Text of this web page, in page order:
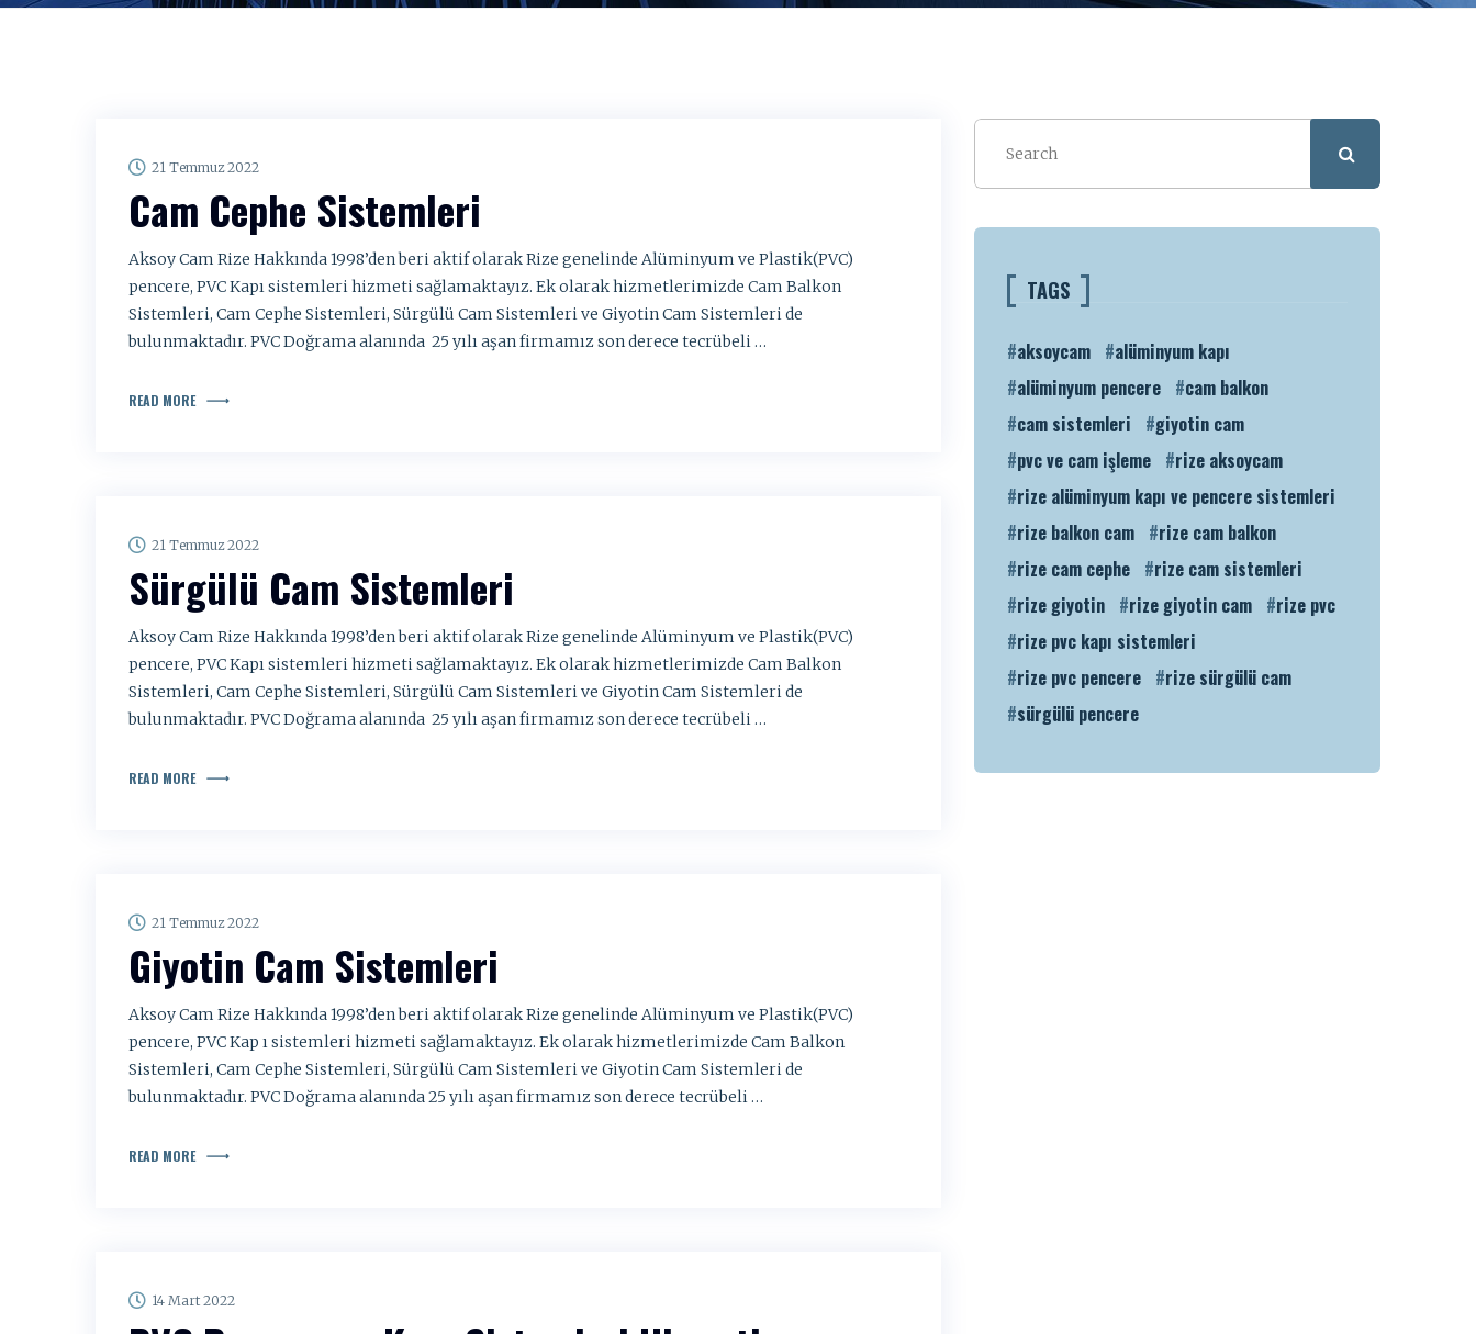
21 Temmuz 2022
Cam Cephe Sistemleri
Aksoy Cam Rize Hakkında 1998’den beri aktif olarak Rize genelinde Alüminyum ve Plastik(PVC)
pencere, PVC Kapı sistemleri hizmeti sağlamaktayız. Ek olarak hizmetlerimizde Cam Balkon
Sistemleri, Cam Cephe Sistemleri, Sürgülü Cam Sistemleri ve Giyotin Cam Sistemleri de
bulunmaktadır. PVC Doğrama alanında 25 yılı aşan firmamız son derece tecrübeli …
READ MORE
21 Temmuz 2022
Sürgülü Cam Sistemleri
Aksoy Cam Rize Hakkında 1998’den beri aktif olarak Rize genelinde Alüminyum ve Plastik(PVC)
pencere, PVC Kapı sistemleri hizmeti sağlamaktayız. Ek olarak hizmetlerimizde Cam Balkon
Sistemleri, Cam Cephe Sistemleri, Sürgülü Cam Sistemleri ve Giyotin Cam Sistemleri de
bulunmaktadır. PVC Doğrama alanında 25 yılı aşan firmamız son derece tecrübeli …
READ MORE
21 Temmuz 2022
Giyotin Cam Sistemleri
Aksoy Cam Rize Hakkında 1998’den beri aktif olarak Rize genelinde Alüminyum ve Plastik(PVC)
pencere, PVC Kap ı sistemleri hizmeti sağlamaktayız. Ek olarak hizmetlerimizde Cam Balkon
Sistemleri, Cam Cephe Sistemleri, Sürgülü Cam Sistemleri ve Giyotin Cam Sistemleri de
bulunmaktadır. PVC Doğrama alanında 25 yılı aşan firmamız son derece tecrübeli …
READ MORE
14 Mart 2022
TAGS
aksoycam
alüminyum kapı
alüminyum pencere
cam balkon
cam sistemleri
giyotin cam
pvc ve cam işleme
rize aksoycam
rize alüminyum kapı ve pencere sistemleri
rize balkon cam
rize cam balkon
rize cam cephe
rize cam sistemleri
rize giyotin
rize giyotin cam
rize pvc
rize pvc kapı sistemleri
rize pvc pencere
rize sürgülü cam
sürgülü pencere